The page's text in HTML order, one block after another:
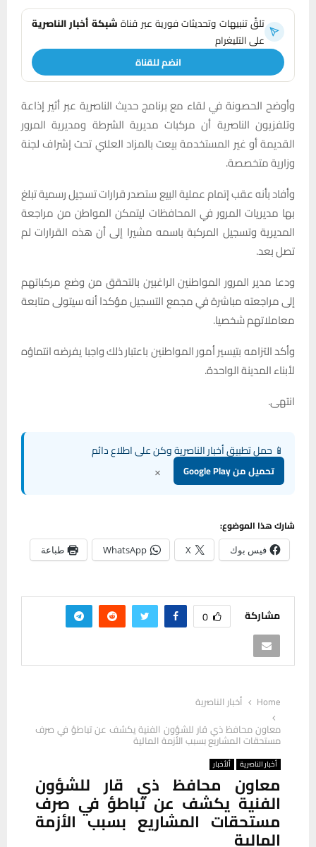
تلقَّ تنبيهات وتحديثات فورية عبر قناةشبكة أخبار الناصرية
على التليغرام
انضم للقناة
وأوضح الحصونة في لقاء مع برنامج حديث الناصرية عبر أثير إذاعة
وتلفزيون الناصرية أن مركبات مديرية الشرطة ومديرية المرور
القديمة أو غير المستخدمة بيعت بالمزاد العلني تحت إشراف لجنة
وزارية متخصصة.
وأفاد بأنه عقب إتمام عملية البيع ستصدر قرارات تسجيل رسمية تبلغ
بها مديريات المرور في المحافظات ليتمكن المواطن من مراجعة
المديرية وتسجيل المركبة باسمه مشيرا إلى أن هذه القرارات لم
تصل بعد.
ودعا مدير المرور المواطنين الراغبين بالتحقق من وضع مركباتهم
إلى مراجعته مباشرة في مجمع التسجيل مؤكدا أنه سيتولى متابعة
معاملاتهم شخصيا.
وأكد التزامه بتيسير أمور المواطنين باعتبار ذلك واجبا يفرضه انتماؤه
لأبناء المدينة الواحدة.
انتهى.
📱 حمل تطبيق أخبار الناصرية وكن على اطلاع دائم
تحميل من Google Play ×
شارك هذا الموضوع:
فيس بوك X
WhatsApp طباعة
مشاركة 0
Home
أخبار الناصرية
معاون محافظ ذي قار للشؤون الفنية يكشف عن تباطؤ في صرف
مستحقات المشاريع بسبب الأزمة المالية
أخبار الناصرية ألأخبار
معاون محافظ ذي قار للشؤون
الفنية يكشف عن تباطؤ في صرف
مستحقات المشاريع بسبب الأزمة
المالية